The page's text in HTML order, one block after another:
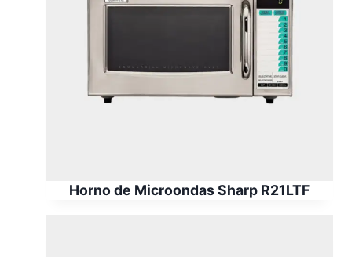
Horno de Microondas Sharp R21LTF